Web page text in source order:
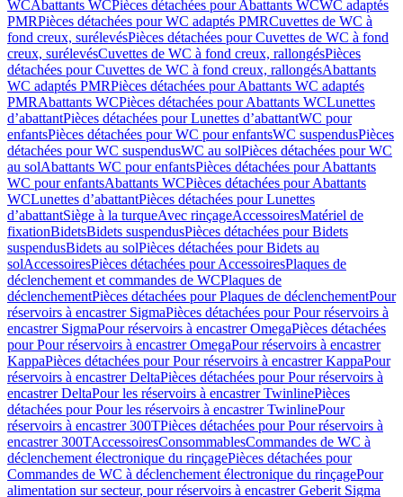
WCAbattants WCPièces détachées pour Abattants WCWC adaptés
PMRPièces détachées pour WC adaptés PMRCuvettes de WC à
fond creux, surélevésPièces détachées pour Cuvettes de WC à fond
creux, surélevésCuvettes de WC à fond creux, rallongésPièces
détachées pour Cuvettes de WC à fond creux, rallongésAbattants
WC adaptés PMRPièces détachées pour Abattants WC adaptés
PMRAbattants WCPièces détachées pour Abattants WCLunettes
d’abattantPièces détachées pour Lunettes d’abattantWC pour
enfantsPièces détachées pour WC pour enfantsWC suspendusPièces
détachées pour WC suspendusWC au solPièces détachées pour WC
au solAbattants WC pour enfantsPièces détachées pour Abattants
WC pour enfantsAbattants WCPièces détachées pour Abattants
WCLunettes d’abattantPièces détachées pour Lunettes
d’abattantSiège à la turqueAvec rinçageAccessoiresMatériel de
fixationBidetsBidets suspendusPièces détachées pour Bidets
suspendusBidets au solPièces détachées pour Bidets au
solAccessoiresPièces détachées pour AccessoiresPlaques de
déclenchement et commandes de WCPlaques de
déclenchementPièces détachées pour Plaques de déclenchementPour
réservoirs à encastrer SigmaPièces détachées pour Pour réservoirs à
encastrer SigmaPour réservoirs à encastrer OmegaPièces détachées
pour Pour réservoirs à encastrer OmegaPour réservoirs à encastrer
KappaPièces détachées pour Pour réservoirs à encastrer KappaPour
réservoirs à encastrer DeltaPièces détachées pour Pour réservoirs à
encastrer DeltaPour les réservoirs à encastrer TwinlinePièces
détachées pour Pour les réservoirs à encastrer TwinlinePour
réservoirs à encastrer 300TPièces détachées pour Pour réservoirs à
encastrer 300TAccessoiresConsommablesCommandes de WC à
déclenchement électronique du rinçagePièces détachées pour
Commandes de WC à déclenchement électronique du rinçagePour
alimentation sur secteur, pour réservoirs à encastrer Geberit Sigma